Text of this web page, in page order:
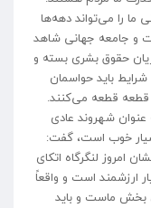
را می‌تواند دهه‌ها
و جامعه جهانی شاهد
حقوق بشری بسته و
باید حواسمان
قطعه قطعه می‌کنند.
عنوان شهروند عادی
خوب است، گفت:
امروز لنگرگاه اتکای
ارزشمند است و واقعاً
بخش ماست و باید